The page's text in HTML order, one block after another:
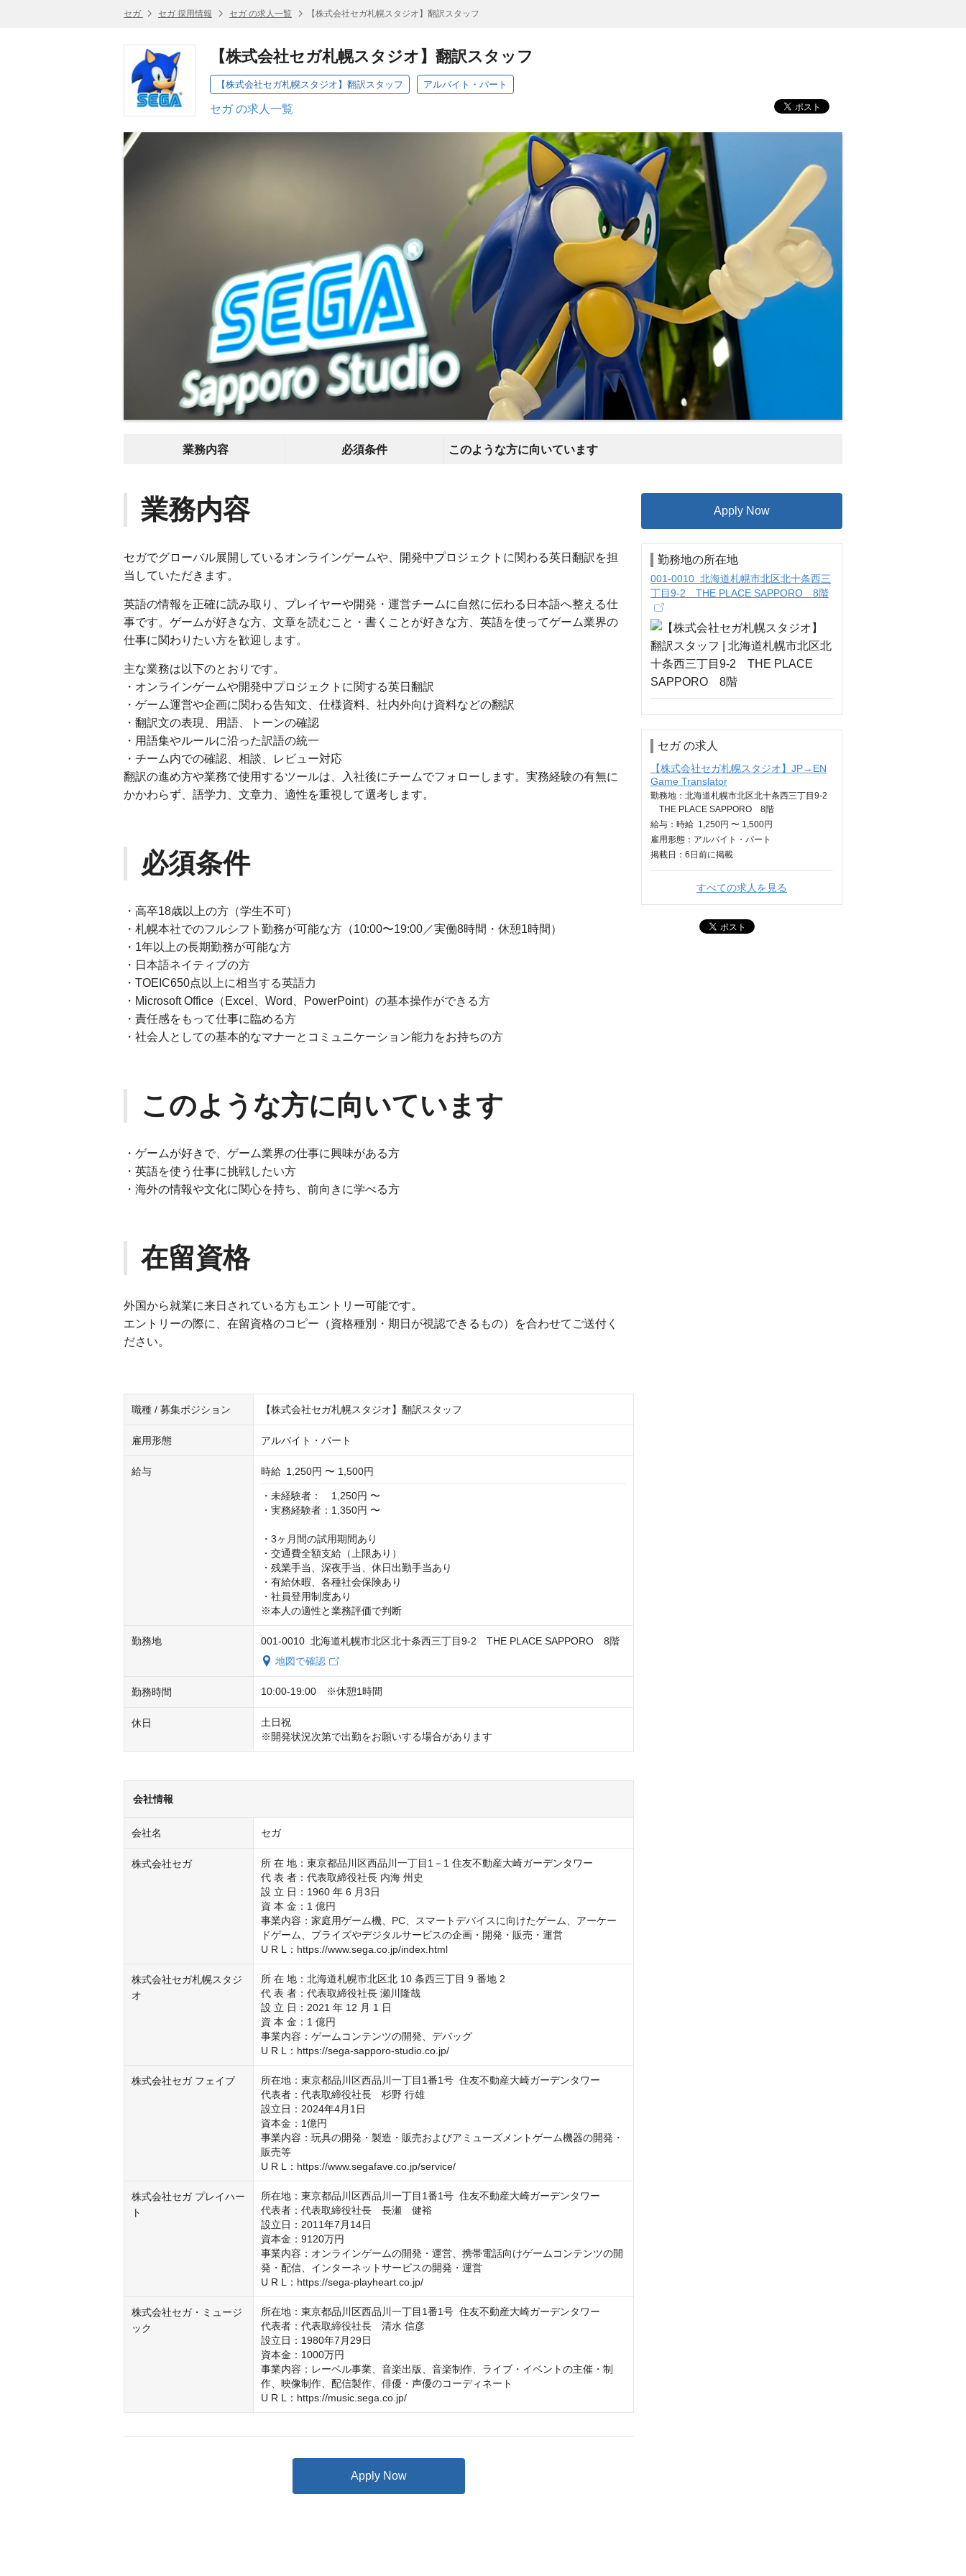
セガ セガ 採用情報 セガ の求人一覧 【株式会社セガ札幌スタジオ】翻訳スタッフ
【株式会社セガ札幌スタジオ】翻訳スタッフ
【株式会社セガ札幌スタジオ】翻訳スタッフ アルバイト・パート
セガ の求人一覧
業務内容 必須条件 このような方に向いています
業務内容
セガでグローバル展開しているオンラインゲームや、開発中プロジェクトに関わる英日翻訳を担
当していただきます。
英語の情報を正確に読み取り、プレイヤーや開発・運営チームに自然に伝わる日本語へ整える仕
事です。ゲームが好きな方、文章を読むこと・書くことが好きな方、英語を使ってゲーム業界の
仕事に関わりたい方を歓迎します。
主な業務は以下のとおりです。
・オンラインゲームや開発中プロジェクトに関する英日翻訳
・ゲーム運営や企画に関わる告知文、仕様資料、社内外向け資料などの翻訳
・翻訳文の表現、用語、トーンの確認
・用語集やルールに沿った訳語の統一
・チーム内での確認、相談、レビュー対応
翻訳の進め方や業務で使用するツールは、入社後にチームでフォローします。実務経験の有無に
かかわらず、語学力、文章力、適性を重視して選考します。
必須条件
・高卒18歳以上の方（学生不可）
・札幌本社でのフルシフト勤務が可能な方（10:00〜19:00／実働8時間・休憩1時間）
・1年以上の長期勤務が可能な方
・日本語ネイティブの方
・TOEIC650点以上に相当する英語力
・Microsoft Office（Excel、Word、PowerPoint）の基本操作ができる方
・責任感をもって仕事に臨める方
・社会人としての基本的なマナーとコミュニケーション能力をお持ちの方
このような方に向いています
・ゲームが好きで、ゲーム業界の仕事に興味がある方
・英語を使う仕事に挑戦したい方
・海外の情報や文化に関心を持ち、前向きに学べる方
在留資格
外国から就業に来日されている方もエントリー可能です。
エントリーの際に、在留資格のコピー（資格種別・期日が視認できるもの）を合わせてご送付く
ださい。
職種 / 募集ポジション 【株式会社セガ札幌スタジオ】翻訳スタッフ
雇用形態 アルバイト・パート
給与 時給 1,250円 〜 1,500円
・未経験者：　1,250円 〜
・実務経験者：1,350円 〜
・3ヶ月間の試用期間あり
・交通費全額支給（上限あり）
・残業手当、深夜手当、休日出勤手当あり
・有給休暇、各種社会保険あり
・社員登用制度あり
※本人の適性と業務評価で判断
勤務地
001-0010 北海道札幌市北区北十条西三丁目9-2 THE PLACE SAPPORO 8階
地図で確認
勤務時間 10:00-19:00　※休憩1時間
休日
土日祝
※開発状況次第で出勤をお願いする場合があります
会社情報
会社名 セガ
株式会社セガ
所 在 地：東京都品川区西品川一丁目1－1 住友不動産大崎ガーデンタワー
代 表 者：代表取締役社長 内海 州史
設 立 日：1960 年 6 月3日
資 本 金：1 億円
事業内容：家庭用ゲーム機、PC、スマートデバイスに向けたゲーム、アーケー
ドゲーム、プライズやデジタルサービスの企画・開発・販売・運営
U R L：https://www.sega.co.jp/index.html
株式会社セガ札幌スタジ
オ
所 在 地：北海道札幌市北区北 10 条西三丁目 9 番地 2
代 表 者：代表取締役社長 瀬川隆哉
設 立 日：2021 年 12 月 1 日
資 本 金：1 億円
事業内容：ゲームコンテンツの開発、デバッグ
U R L：https://sega-sapporo-studio.co.jp/
株式会社セガ フェイブ
所在地：東京都品川区西品川一丁目1番1号  住友不動産大崎ガーデンタワー
代表者：代表取締役社長　杉野 行雄
設立日：2024年4月1日
資本金：1億円
事業内容：玩具の開発・製造・販売およびアミューズメントゲーム機器の開発・
販売等
U R L：https://www.segafave.co.jp/service/
株式会社セガ プレイハー
ト
所在地：東京都品川区西品川一丁目1番1号  住友不動産大崎ガーデンタワー
代表者：代表取締役社長　長瀬　健裕
設立日：2011年7月14日
資本金：9120万円
事業内容：オンラインゲームの開発・運営、携帯電話向けゲームコンテンツの開
発・配信、インターネットサービスの開発・運営
U R L：https://sega-playheart.co.jp/
株式会社セガ・ミュージ
ック
所在地：東京都品川区西品川一丁目1番1号  住友不動産大崎ガーデンタワー
代表者：代表取締役社長　清水 信彦
設立日：1980年7月29日
資本金：1000万円
事業内容：レーベル事業、音楽出版、音楽制作、ライブ・イベントの主催・制
作、映像制作、配信製作、俳優・声優のコーディネート
U R L：https://music.sega.co.jp/
Apply Now
Apply Now
勤務地の所在地
001-0010 北海道札幌市北区北十条西三
丁目9-2 THE PLACE SAPPORO 8階
セガ の求人
【株式会社セガ札幌スタジオ】JP→EN
Game Translator
勤務地：北海道札幌市北区北十条西三丁目9-2
THE PLACE SAPPORO 8階
給与： 時給 1,250円 〜 1,500円
雇用形態：アルバイト・パート
掲載日： 6日 前に掲載
すべての求人を見る